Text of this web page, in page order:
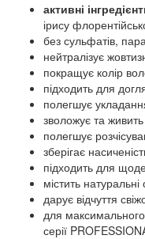
активні
ірису
без сульфатів,
нейтралізує
покращує колір
підходить для
полегшує
зволожує та
полегшує
зберігає
підходить для
містить натуральні
дарує відчуття
для
серії